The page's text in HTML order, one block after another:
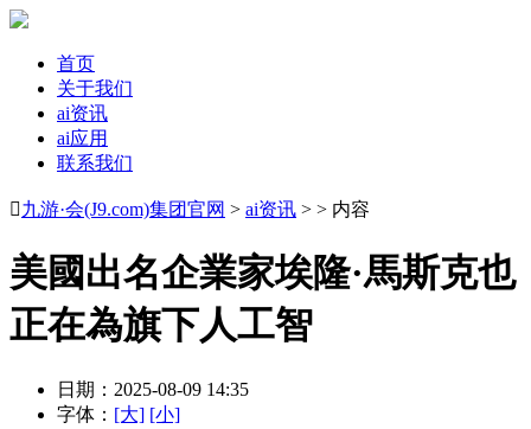
首页
关于我们
ai资讯
ai应用
联系我们
九游·会(J9.com)集团官网 > ai资讯 > > 内容
美國出名企業家埃隆·馬斯克也
正在為旗下人工智
日期：2025-08-09 14:35
字体： [大] [小]